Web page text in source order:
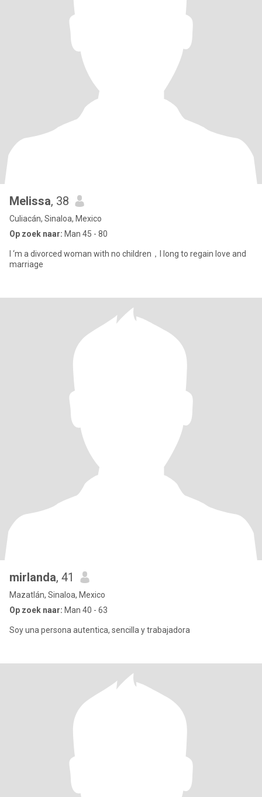
Melissa, 38
Culiacán, Sinaloa, Mexico
Op zoek naar: Man 45 - 80
I ‘m a divorced woman with no children，I long to regain love and
marriage
mirlanda, 41
Mazatlán, Sinaloa, Mexico
Op zoek naar: Man 40 - 63
Soy una persona autentica, sencilla y trabajadora